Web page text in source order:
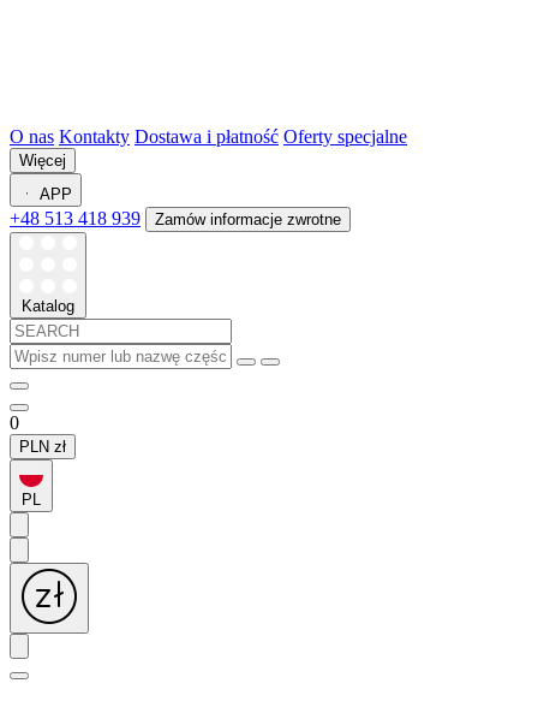
O nas Kontakty Dostawa i płatność Oferty specjalne
Więcej
APP
+48 513 418 939 Zamów informacje zwrotne
Katalog
0
PLN zł
PL